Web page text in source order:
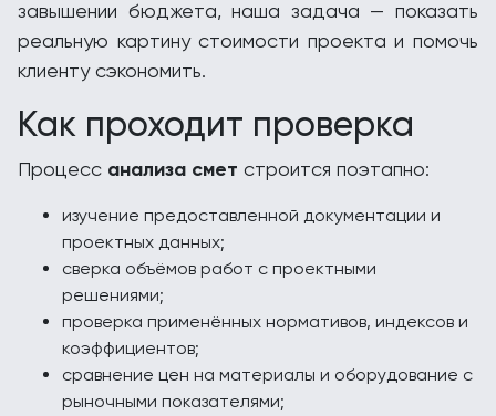
завышении бюджета, наша задача — показать
реальную картину стоимости проекта и помочь
клиенту сэкономить.
Как проходит проверка
Процесс анализа смет строится поэтапно:
изучение предоставленной документации и
проектных данных;
сверка объёмов работ с проектными
решениями;
проверка применённых нормативов, индексов и
коэффициентов;
сравнение цен на материалы и оборудование с
рыночными показателями;